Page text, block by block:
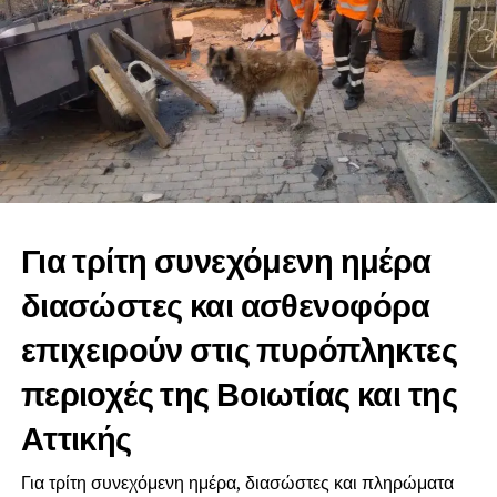
Για τρίτη συνεχόμενη ημέρα
διασώστες και ασθενοφόρα
επιχειρούν στις πυρόπληκτες
περιοχές της Βοιωτίας και της
Αττικής
Για τρίτη συνεχόμενη ημέρα, διασώστες και πληρώματα